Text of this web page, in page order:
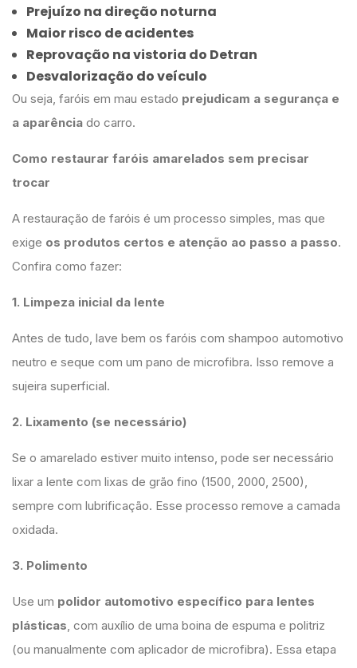
Prejuízo na direção noturna
Maior risco de acidentes
Reprovação na vistoria do Detran
Desvalorização do veículo
Ou seja, faróis em mau estado prejudicam a segurança e
a aparência do carro.
Como restaurar faróis amarelados sem precisar
trocar
A restauração de faróis é um processo simples, mas que
exige os produtos certos e atenção ao passo a passo.
Confira como fazer:
1. Limpeza inicial da lente
Antes de tudo, lave bem os faróis com shampoo automotivo
neutro e seque com um pano de microfibra. Isso remove a
sujeira superficial.
2. Lixamento (se necessário)
Se o amarelado estiver muito intenso, pode ser necessário
lixar a lente com lixas de grão fino (1500, 2000, 2500),
sempre com lubrificação. Esse processo remove a camada
oxidada.
3. Polimento
Use um polidor automotivo específico para lentes
plásticas, com auxílio de uma boina de espuma e politriz
(ou manualmente com aplicador de microfibra). Essa etapa